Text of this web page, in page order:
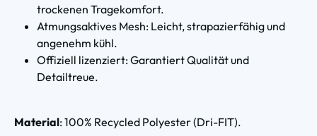
trockenen Tragekomfort.
Atmungsaktives Mesh: Leicht, strapazierfähig und
angenehm kühl.
Offiziell lizenziert: Garantiert Qualität und
Detailtreue.
Material: 100% Recycled Polyester (Dri-FIT).